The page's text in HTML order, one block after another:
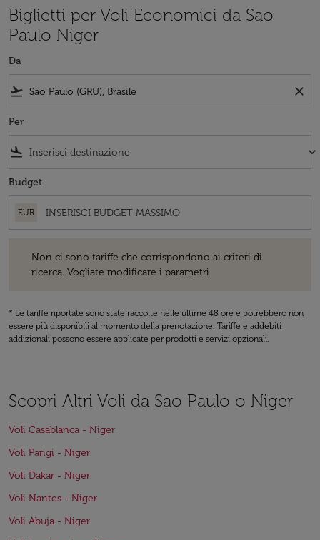
Biglietti per Voli Economici da Sao
Paulo Niger
Da
flight_takeoff close
Per
flight_land keyboard_arrow_down
Budget
EUR
Non ci sono tariffe che corrispondono ai criteri di
ricerca. Vogliate modificare i parametri.
* Le tariffe riportate sono state raccolte nelle ultime 48 ore e potrebbero non
essere più disponibili al momento della prenotazione. Tariffe e addebiti
addizionali possono essere applicate per prodotti e servizi opzionali.
Scopri Altri Voli da Sao Paulo o Niger
Voli Casablanca - Niger
Voli Parigi - Niger
Voli Dakar - Niger
Voli Nantes - Niger
Voli Abuja - Niger